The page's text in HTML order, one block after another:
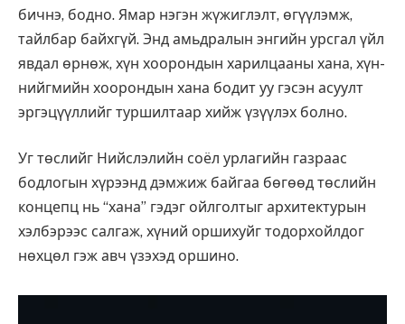
бичнэ, бодно. Ямар нэгэн жүжиглэлт, өгүүлэмж,
тайлбар байхгүй. Энд амьдралын энгийн урсгал үйл
явдал өрнөж, хүн хоорондын харилцааны хана, хүн-
нийгмийн хоорондын хана бодит уу гэсэн асуулт
эргэцүүллийг туршилтаар хийж үзүүлэх болно.
Уг төслийг Нийслэлийн соёл урлагийн газраас
бодлогын хүрээнд дэмжиж байгаа бөгөөд төслийн
концепц нь “хана” гэдэг ойлголтыг архитектурын
хэлбэрээс салгаж, хүний оршихуйг тодорхойлдог
нөхцөл гэж авч үзэхэд оршино.